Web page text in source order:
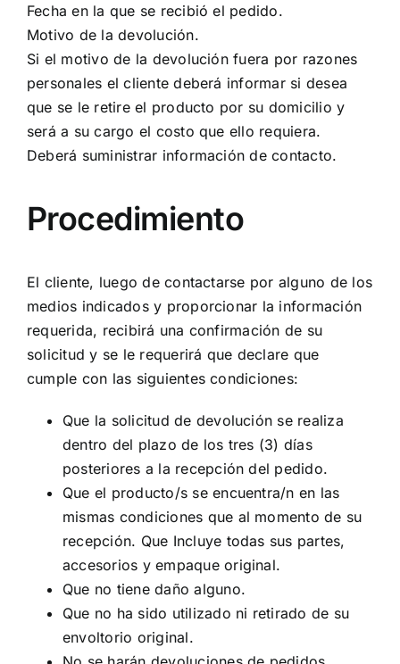
Fecha en la que se recibió el pedido.
Motivo de la devolución.
Si el motivo de la devolución fuera por razones
personales el cliente deberá informar si desea
que se le retire el producto por su domicilio y
será a su cargo el costo que ello requiera.
Deberá suministrar información de contacto.
Procedimiento
El cliente, luego de contactarse por alguno de los
medios indicados y proporcionar la información
requerida, recibirá una confirmación de su
solicitud y se le requerirá que declare que
cumple con las siguientes condiciones:
Que la solicitud de devolución se realiza
dentro del plazo de los tres (3) días
posteriores a la recepción del pedido.
Que el producto/s se encuentra/n en las
mismas condiciones que al momento de su
recepción. Que Incluye todas sus partes,
accesorios y empaque original.
Que no tiene daño alguno.
Que no ha sido utilizado ni retirado de su
envoltorio original.